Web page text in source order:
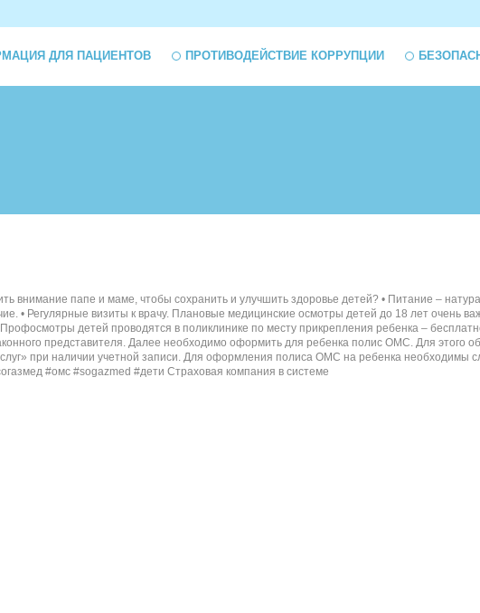
ДЛЯ ПАЦИЕНТОВ ПРОТИВОДЕЙСТВИЕ КОРРУПЦИИ
внимание папе и маме, чтобы сохранить и улучшить здоровье детей? • Питание –
• Регулярные визиты к врачу. Плановые медицинские осмотры детей до 18 лет
Профосмотры детей проводятся в поликлинике по месту прикрепления ребенка –
представителя. Далее необходимо оформить для ребенка полис ОМС. Для этого
при наличии учетной записи. Для оформления полиса ОМС на ребенка необходимы
#омс #sogazmed #дети Страховая компания в системе